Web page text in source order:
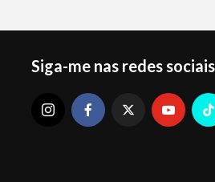
Siga-me nas redes sociais